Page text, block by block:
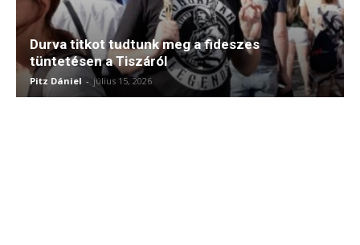
Durva titkot tudtunk meg a fideszes
tüntetésen a Tiszáról
Pitz Dániel - július 15, 2026